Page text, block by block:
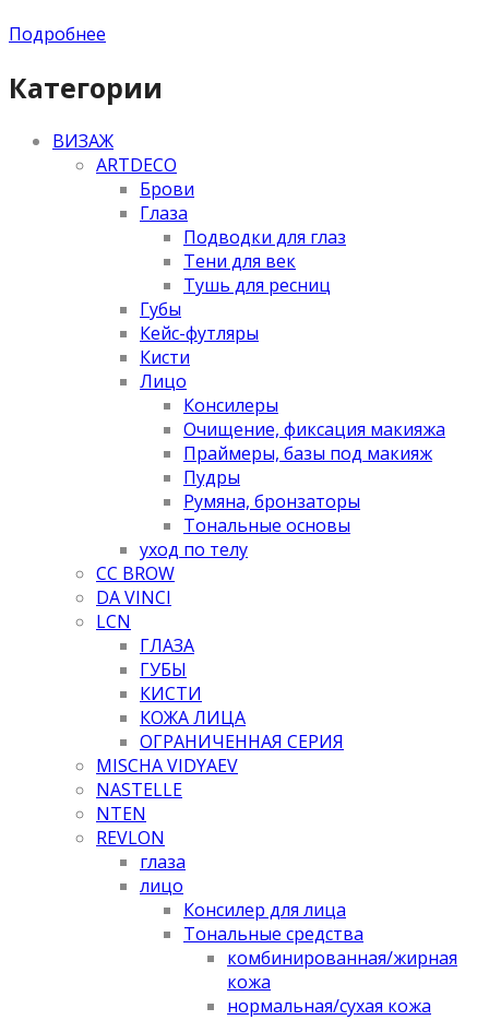
Подробнее
Категории
ВИЗАЖ
ARTDECO
Брови
Глаза
Подводки для глаз
Тени для век
Тушь для ресниц
Губы
Кейс-футляры
Кисти
Лицо
Консилеры
Очищение, фиксация макияжа
Праймеры, базы под макияж
Пудры
Румяна, бронзаторы
Тональные основы
уход по телу
CC BROW
DA VINCI
LCN
ГЛАЗА
ГУБЫ
КИСТИ
КОЖА ЛИЦА
ОГРАНИЧЕННАЯ СЕРИЯ
MISCHA VIDYAEV
NASTELLE
NTEN
REVLON
глаза
лицо
Консилер для лица
Тональные средства
комбинированная/жирная
кожа
нормальная/cухая кожа